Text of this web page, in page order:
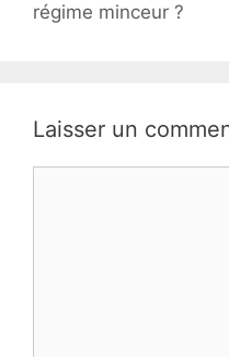
régime minceur ?
Laisser un